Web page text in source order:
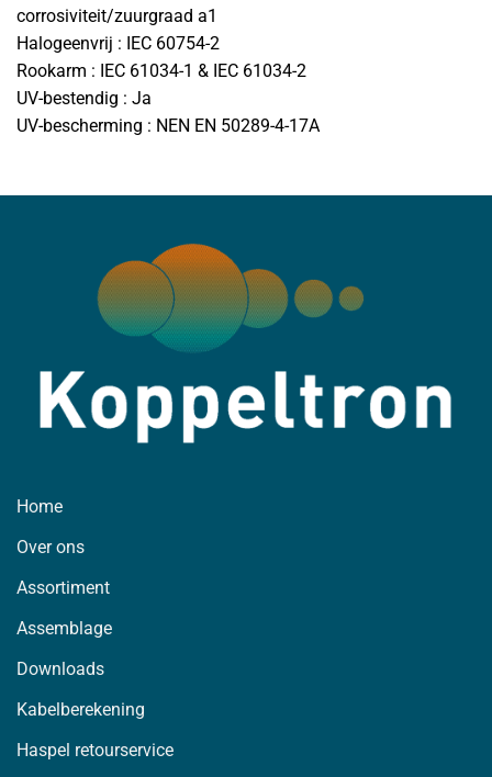
corrosiviteit/zuurgraad a1
Halogeenvrij : IEC 60754-2
Rookarm : IEC 61034-1 & IEC 61034-2
UV-bestendig : Ja
UV-bescherming : NEN EN 50289-4-17A
Home
Over ons
Assortiment
Assemblage
Downloads
Kabelberekening
Haspel retourservice